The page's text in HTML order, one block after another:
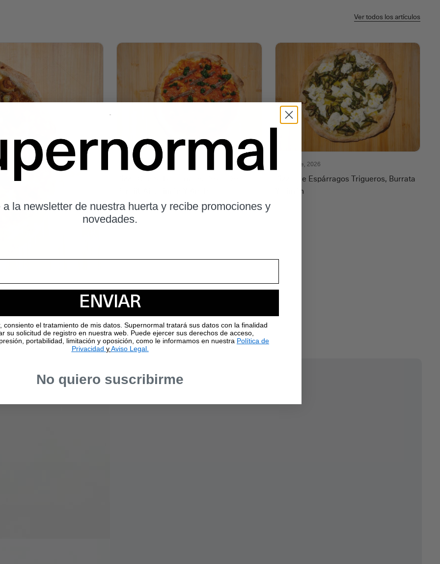
Ver todos los artículos
25 de June, 2026 25 de June, 2026
Pizza De Espárragos Trigueros, Burrata
Y Limón
la newsletter de nuestra huerta y recibe promociones y
novedades.
ENVIAR
consiento el tratamiento de mis datos. Supernormal tratará sus datos con la finalidad
su solicitud de registro en nuestra web. Puede ejercer sus derechos de acceso,
portabilidad, limitación y oposición, como le informamos en nuestra Política de
Privacidad yAviso Legal.
No quiero suscribirme